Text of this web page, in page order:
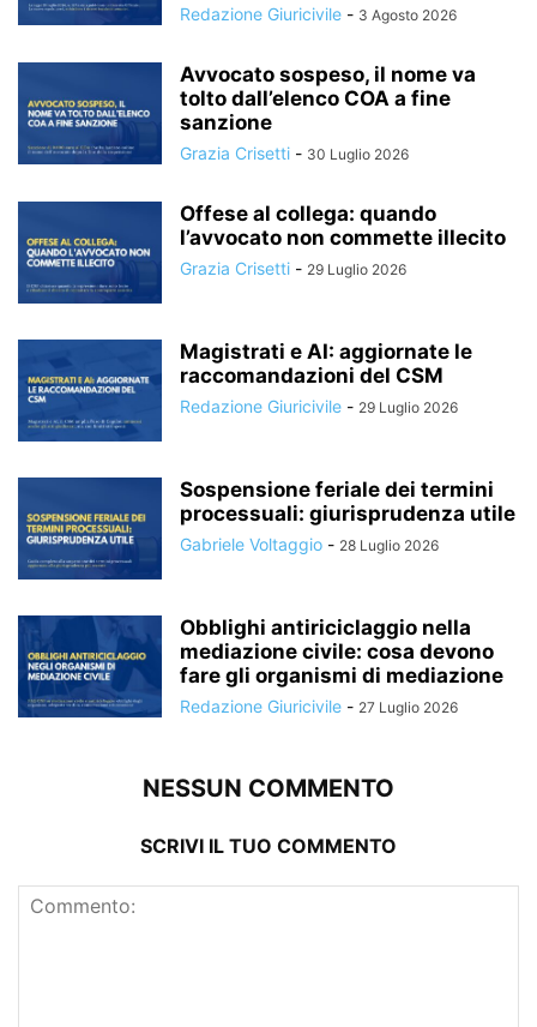
Redazione Giuricivile - 3 Agosto 2026
Avvocato sospeso, il nome va
tolto dall’elenco COA a fine
sanzione
Grazia Crisetti - 30 Luglio 2026
Offese al collega: quando
l’avvocato non commette illecito
Grazia Crisetti - 29 Luglio 2026
Magistrati e AI: aggiornate le
raccomandazioni del CSM
Redazione Giuricivile - 29 Luglio 2026
Sospensione feriale dei termini
processuali: giurisprudenza utile
Gabriele Voltaggio - 28 Luglio 2026
Obblighi antiriciclaggio nella
mediazione civile: cosa devono
fare gli organismi di mediazione
Redazione Giuricivile - 27 Luglio 2026
NESSUN COMMENTO
SCRIVI IL TUO COMMENTO